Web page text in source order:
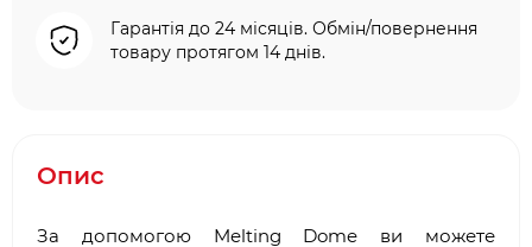
Гарантія до 24 місяців. Обмін/повернення
товару протягом 14 днів.
Опис
За допомогою Melting Dome ви можете